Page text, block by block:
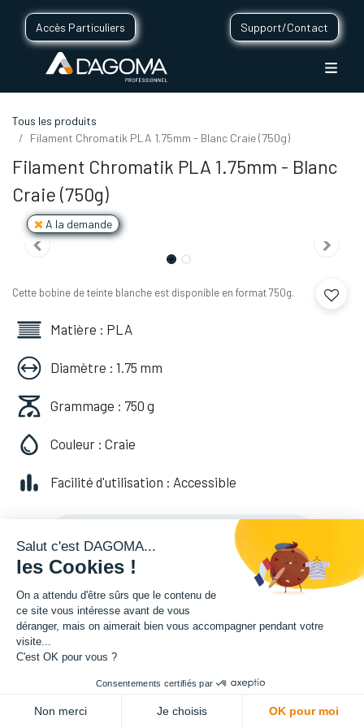
Accès Particuliers Support/Contact
Tous les produits
Filament Chromatik PLA 1.75mm - Blanc Craie (750g)
Filament Chromatik PLA 1.75mm - Blanc
Craie (750g)
A la demande
Cette bobine de teinte blanche est disponible en format 750g.
Matière : PLA
Diamètre : 1.75 mm
Grammage : 750 g
Couleur : Craie
Facilité d'utilisation : Accessible
24,99€HT
(24,99 TVA comprise)
Soyez averti lorsque le produit est de
nouveau en stock
Enregistrer pour plus tard
Salut c'est DAGOMA...
les Cookies !
On a attendu d'être sûrs que le contenu de
ce site vous intéresse avant de vous
déranger, mais on aimerait bien vous accompagner pendant votre
visite...
C'est OK pour vous ?
Consentements certifiés par
Non merci Je choisis OK pour moi